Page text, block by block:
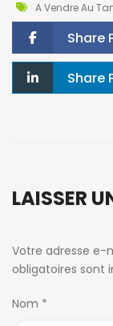
A Vendre Au
Share
Share
LAISSER
Votre adresse e-
obligatoires sont
Nom *